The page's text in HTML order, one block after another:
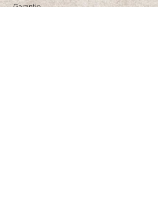
Garantie